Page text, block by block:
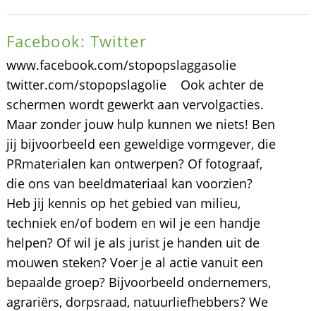
Facebook: Twitter
www.facebook.com/stopopslaggasolie
twitter.com/stopopslagolie Ook achter de
schermen wordt gewerkt aan vervolgacties.
Maar zonder jouw hulp kunnen we niets! Ben
jij bijvoorbeeld een geweldige vormgever, die
PRmaterialen kan ontwerpen? Of fotograaf,
die ons van beeldmateriaal kan voorzien?
Heb jij kennis op het gebied van milieu,
techniek en/of bodem en wil je een handje
helpen? Of wil je als jurist je handen uit de
mouwen steken? Voer je al actie vanuit een
bepaalde groep? Bijvoorbeeld ondernemers,
agrariërs, dorpsraad, natuurliefhebbers? We